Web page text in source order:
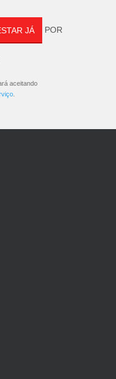
JÁ POR
aceitando
.